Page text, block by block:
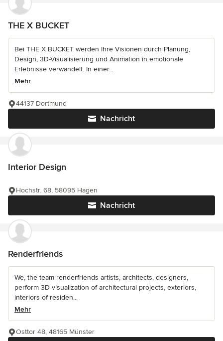
THE X BUCKET
Bei THE X BUCKET werden Ihre Visionen durch Planung,
Design, 3D-Visualisierung und Animation in emotionale
Erlebnisse verwandelt. In einer...
Mehr
Nachricht
44137 Dortmund
Interior Design
Nachricht
Hochstr. 68, 58095 Hagen
Renderfriends
We, the team renderfriends artists, architects, designers,
perform 3D visualization of architectural projects, exteriors,
interiors of residen...
Mehr
Osttor 48, 48165 Münster